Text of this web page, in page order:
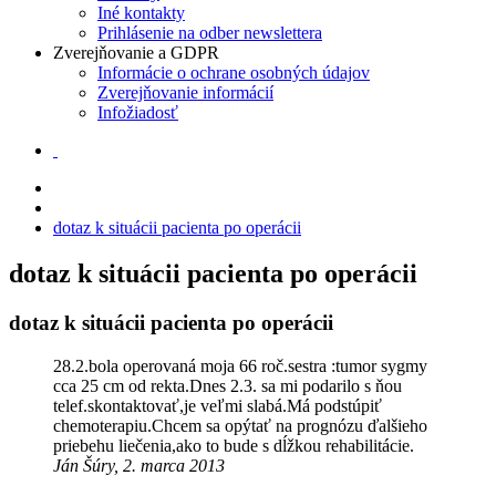
Iné kontakty
Prihlásenie na odber newslettera
Zverejňovanie a GDPR
Informácie o ochrane osobných údajov
Zverejňovanie informácií
Infožiadosť
dotaz k situácii pacienta po operácii
dotaz k situácii pacienta po operácii
dotaz k situácii pacienta po operácii
28.2.bola operovaná moja 66 roč.sestra :tumor sygmy
cca 25 cm od rekta.Dnes 2.3. sa mi podarilo s ňou
telef.skontaktovať,je veľmi slabá.Má podstúpiť
chemoterapiu.Chcem sa opýtať na prognózu ďalšieho
priebehu liečenia,ako to bude s dĺžkou rehabilitácie.
Ján Šúry, 2. marca 2013